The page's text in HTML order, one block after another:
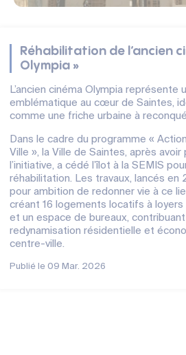
Réhabilitation de l’ancien
Olympia »
L’ancien cinéma Olympia représente
emblématique au cœur de Saintes,
comme une friche urbaine à
Dans le cadre du programme «
Ville », la Ville de Saintes, après avoir
l’initiative, a cédé l’îlot à la SEMIS
réhabilitation. Les travaux, lancés en
pour ambition de redonner vie à ce
créant 16 logements locatifs à loyers
et un espace de bureaux, contribuant
redynamisation résidentielle et
centre-ville.
Publié le 09 Mar. 2026